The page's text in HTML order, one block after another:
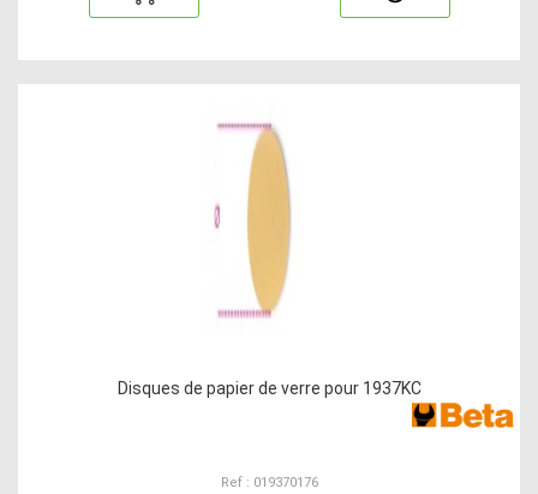
Disques de papier de verre pour 1937KC
Ref : 019370176